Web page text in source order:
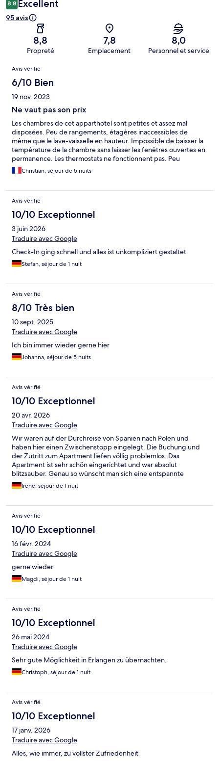
8,8 Excellent
95 avis
8,8
Propreté
7,8
Emplacement
8,0
Personnel et service
Avis
Avis vérifié
6/10 Bien
19 nov. 2023
Ne vaut pas son prix
Les chambres de cet apparthotel sont petites et assez mal
disposées. Peu de rangements, étagères inaccessibles de
même que le lave-vaisselle en hauteur. Impossible de baisser la
température de la chambre sans laisser les fenêtres ouvertes en
permanence. Les thermostats ne fonctionnent pas. Peu
d’informations sur place (pas de réception) le sauna ne
fonctionne pas non plus. Cet hôtel ne vaut pas le prix que j’ai
Christian, séjour de 5 nuits
Avis vérifié
10/10 Exceptionnel
3 juin 2026
Traduire avec Google
Check-In ging schnell und alles ist unkompliziert gestaltet.
Stefan, séjour de 1 nuit
Avis vérifié
8/10 Très bien
10 sept. 2025
Traduire avec Google
Ich bin immer wieder gerne hier
Johanna, séjour de 5 nuits
Avis vérifié
10/10 Exceptionnel
20 avr. 2026
Traduire avec Google
Wir waren auf der Durchreise von Spanien nach Polen und
haben hier einen Zwischenstopp eingelegt. Die Buchung und
der Zutritt zum Apartment liefen völlig problemlos. Das
Apartment ist sehr schön eingerichtet und war absolut
blitzsauber. Genau so wünscht man sich eine entspannte
Übernachtung auf Reisen. Wir werden ganz sicher nicht zum
letzten Mal hier gewesen sein.
Irene, séjour de 1 nuit
Avis vérifié
10/10 Exceptionnel
16 févr. 2024
Traduire avec Google
gerne wieder
Magdi, séjour de 1 nuit
Avis vérifié
10/10 Exceptionnel
26 mai 2024
Traduire avec Google
Sehr gute Möglichkeit in Erlangen zu übernachten.
Christoph, séjour de 1 nuit
Avis vérifié
10/10 Exceptionnel
17 janv. 2026
Traduire avec Google
Alles, wie immer, zu vollster Zufriedenheit